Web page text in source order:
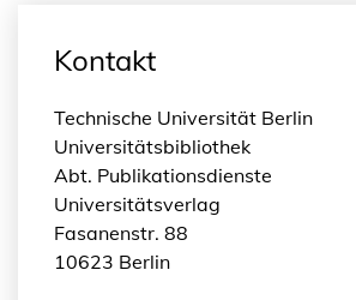
Kontakt
Technische Universität Berlin
Universitätsbibliothek
Abt. Publikationsdienste
Universitätsverlag
Fasanenstr. 88
10623 Berlin